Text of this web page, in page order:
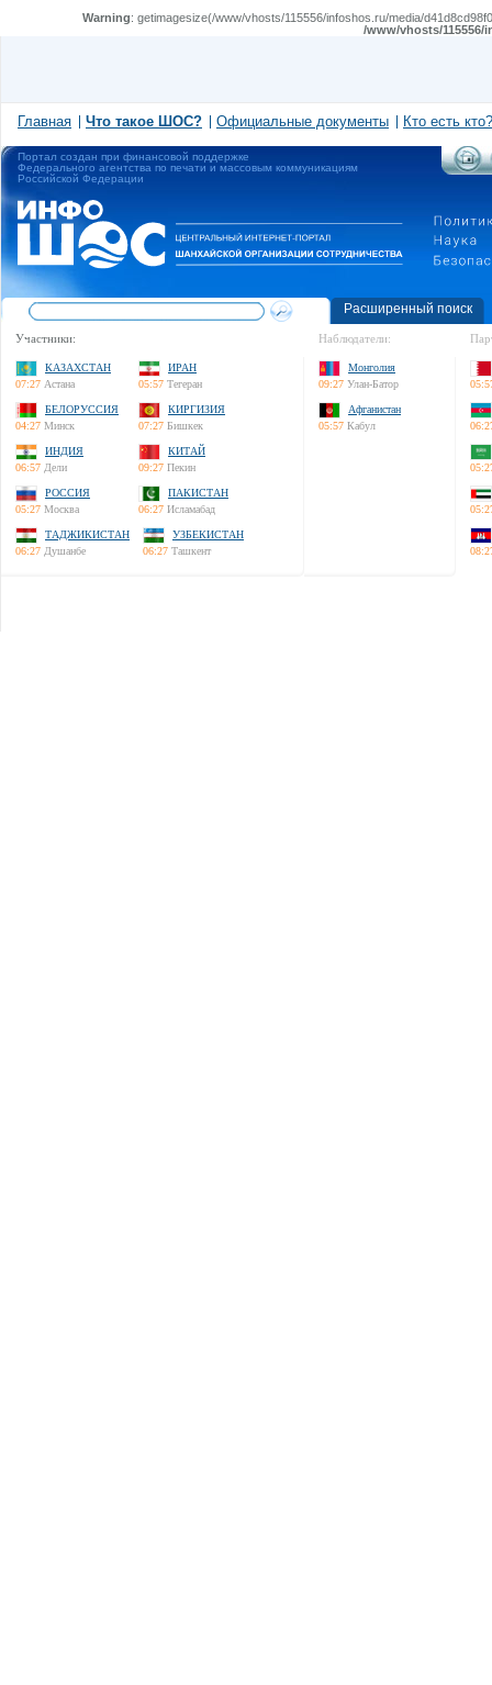
Warning: getimagesize(/www/vhosts/115556/infoshos.ru/media/
/www/vhosts/
Главная Что такое ШОС? Официальные документы Кто есть кто?
Портал создан при финансовой поддержке
Федерального агентства по печати и массовым коммуникациям
Российской Федерации
Расширенный поиск
Участники:
КАЗАХСТАН
07:27 Астана
ИРАН
05:57 Тегеран
БЕЛОРУССИЯ
04:27 Минск
КИРГИЗИЯ
07:27 Бишкек
ИНДИЯ
06:57 Дели
КИТАЙ
09:27 Пекин
РОССИЯ
05:27 Москва
ПАКИСТАН
06:27 Исламабад
ТАДЖИКИСТАН
06:27 Душанбе
УЗБЕКИСТАН
06:27 Ташкент
Наблюдатели:
Монголия
09:27 Улан-Батор
Афганистан
05:57 Кабул